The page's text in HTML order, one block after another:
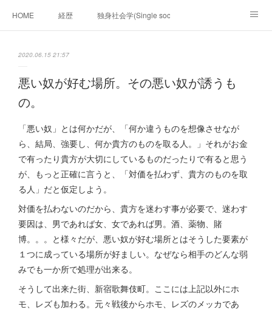
HOME 経歴 独身社会学(Single sociology)と高齢化社会学
移動出来て、工場で作る建物。
「心神の夢想２０２０」 フィリピンマンションは買うべきでは無い理由は全
海外生活の掟
フィリピンの問題点 フィリピンの歴史
フィリピン経済談義 ファッションを考える
未来２１００研究所他のアイデアマニラ男の手料理 総集編
https://globalclub.amebaownd.com/
2020.06.15 21:57
悪い奴が好む場所。その悪い奴が誘うも
の。
「悪い奴」とは何かだが、「何か違うものを想像させなが
ら、結局、強要し、何か貴方のものを取る人。」それがお金
で有ったり貴方が大切にしているものだったりで有ると思う
が、もっと正確に言うと、「対価を払わず、貴方のものを取
る人」だと仮定しよう。
対価を払わないのだから、貴方を迷わす事が必要で、迷わす
要因は、男であれば女、女であれば男。酒、薬物、賭
博。。。と様々だが、悪い奴が好む場所とはそうした要素が
１つに成っている場所が好ましい。なぜなら相手のどんな弱
みでも一か所で処理が出来る。
そうして出来た街、新宿歌舞伎町。ここには上記以外にホ
モ、レズも加わる。元々戦後からホモ、レズのメッカであ